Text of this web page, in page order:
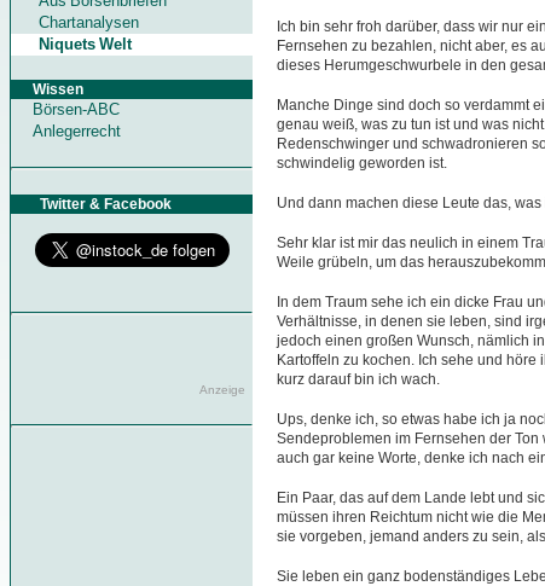
Chartanalysen
Niquets Welt
Wissen
Börsen-ABC
Anlegerrecht
Twitter & Facebook
Anzeige
Ich bin sehr froh darüber, dass wir nur
Fernsehen zu bezahlen, nicht aber, es
dieses Herumgeschwurbele in den
Manche Dinge sind doch so verdammt
genau weiß, was zu tun ist und was
Redenschwinger und schwadronieren
schwindelig geworden ist.
Und dann machen diese Leute das,
Sehr klar ist mir das neulich in einem
Weile grübeln, um das
In dem Traum sehe ich ein dicke Frau
Verhältnisse, in denen sie leben, sind
jedoch einen großen Wunsch, nämlich
Kartoffeln zu kochen. Ich sehe und
kurz darauf bin ich wach.
Ups, denke ich, so etwas habe ich ja
Sendeproblemen im Fernsehen der
auch gar keine Worte, denke ich nach
Ein Paar, das auf dem Lande lebt und
müssen ihren Reichtum nicht wie die
sie vorgeben, jemand anders zu sein,
Sie leben ein ganz bodenständiges